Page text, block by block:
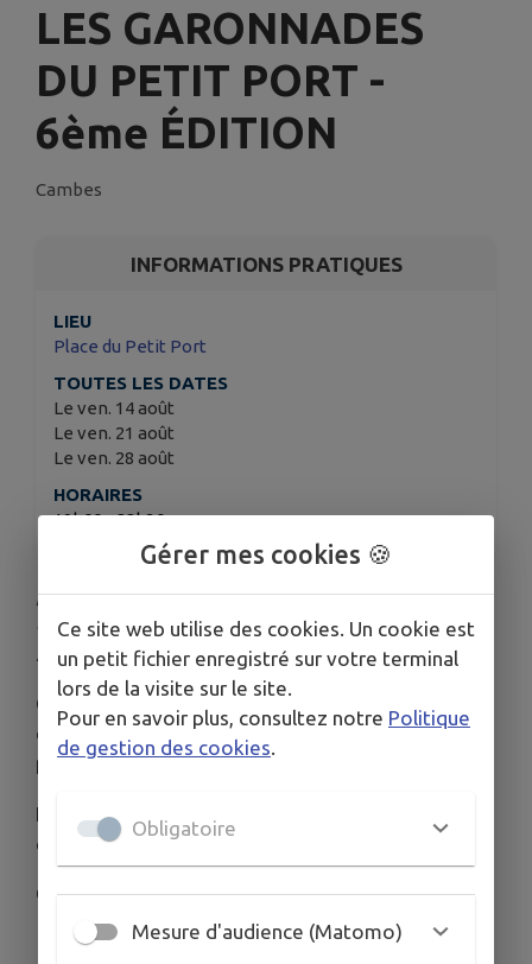
LES GARONNADES
DU PETIT PORT -
6ème ÉDITION
Cambes
INFORMATIONS PRATIQUES
LIEU
Place du Petit Port
TOUTES LES DATES
Le ven. 14 août
Le ven. 21 août
Le ven. 28 août
HORAIRES
19h00 - 22h30
[ Les Garonnades de Cambes reviennent ! 6e
édition – à partir du 26 juin, chaque vendredi
soir ! ]
On l’attendait avec impatience… Les Garonnades
de Cambes sont de retour pour une 6e édition
placée sous le signe de la convivialité !
Foodtrucks, vignerons, buvette, et une ambiance
chaleureuse au bord de la Garonne.
On a hâte de vous retrouver !
Gérer mes cookies 🍪
Ce site web utilise des cookies. Un cookie est
un petit fichier enregistré sur votre terminal
lors de la visite sur le site.
Pour en savoir plus, consultez notre Politique
de gestion des cookies
Obligatoire
Mesure d'audience (Matomo)